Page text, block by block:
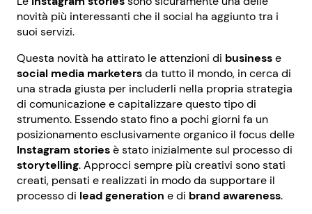
novità più interessanti che il social ha aggiunto tra i
suoi servizi.
Questa novità ha attirato le attenzioni di businesse
social media marketersda tutto il mondo, in cerca di
una strada giusta per includerli nella propria strategia
di comunicazione e capitalizzare questo tipo di
strumento. Essendo stato fino a pochi giorni fa un
posizionamento esclusivamente organico il focus delle
Instagram storiesè stato inizialmente sul processo di
storytelling. Approcci sempre più creativi sono stati
creati, pensati e realizzati in modo da supportare il
processo di lead generation e di brand awareness.